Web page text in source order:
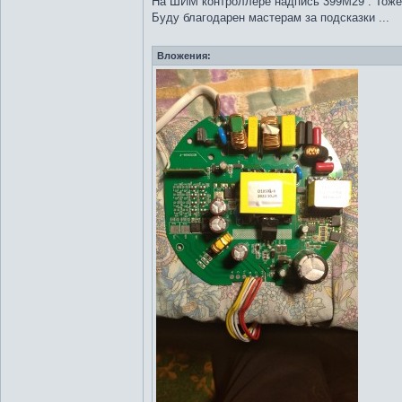
Буду благодарен мастерам за подсказки ...
Вложения: